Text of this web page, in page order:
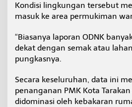
Kondisi lingkungan tersebut
masuk ke area permukiman
“Biasanya laporan ODNK
dekat dengan semak atau
pungkasnya.
Secara keseluruhan, data ini
penanganan PMK Kota
didominasi oleh kebakaran